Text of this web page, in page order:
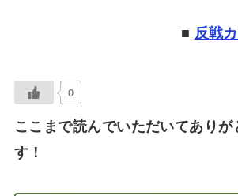
■ 反戦
0
ここまで読んでいただいてありが
す！